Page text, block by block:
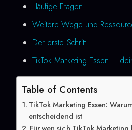
Häufige Fragen
Weitere Wege und
Der erste Schritt
TikTok Marketing Essen –
Table of Contents
TikTok Marketing Essen:
entscheidend ist